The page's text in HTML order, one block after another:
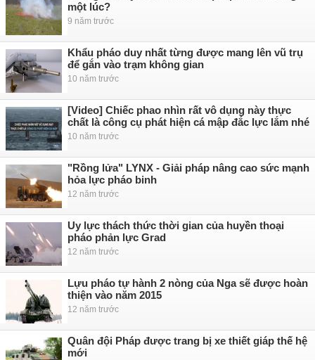
một lúc?
9 năm trước
Khẩu pháo duy nhất từng được mang lên vũ trụ
để gắn vào trạm không gian
10 năm trước
[Video] Chiếc phao nhìn rất vô dụng này thực
chất là công cụ phát hiện cá mập đắc lực lắm nhé
10 năm trước
"Rồng lửa" LYNX - Giải pháp nâng cao sức mạnh
hỏa lực pháo binh
12 năm trước
Uy lực thách thức thời gian của huyền thoại
pháo phản lực Grad
12 năm trước
Lựu pháo tự hành 2 nòng của Nga sẽ được hoàn
thiện vào năm 2015
12 năm trước
Quân đội Pháp được trang bị xe thiết giáp thế hệ
mới